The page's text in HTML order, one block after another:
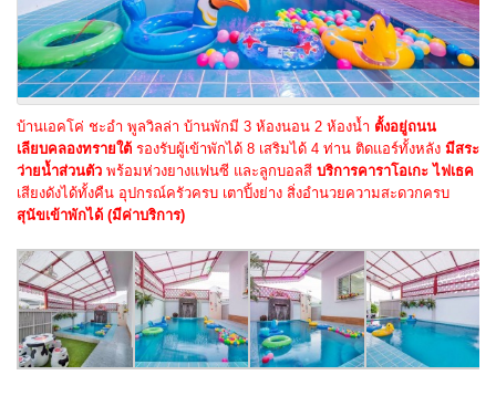
บ้านเอคโค่ ชะอำ พูลวิลล่า บ้านพักมี 3 ห้องนอน 2 ห้องน้ำ ตั้งอยู่ถนน
เลียบคลองทรายใต้ รองรับผู้เข้าพักได้ 8 เสริมได้ 4 ท่าน ติดแอร์ทั้งหลัง มีสระ
ว่ายน้ำส่วนตัว พร้อมห่วงยางแฟนซี และลูกบอลสี บริการคาราโอเกะ ไฟเธค
เสียงดังได้ทั้งคืน อุปกรณ์ครัวครบ เตาปิ้งย่าง สิ่งอำนวยความสะดวกครบ
สุนัขเข้าพักได้ (มีค่าบริการ)